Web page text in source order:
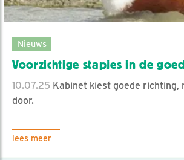
Nieuws
Voorzichtige stapjes in de
10.07.25 Kabinet kiest goede richting,
door.
lees meer